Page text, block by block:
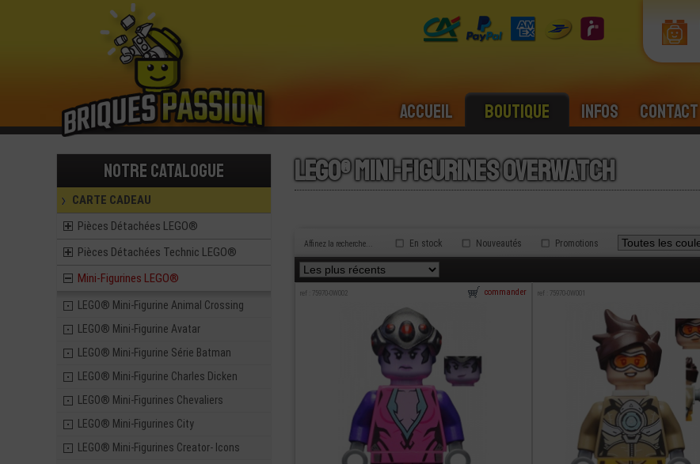
Accueil Boutique Infos Contact
Notre catalogue
CARTE CADEAU
Pièces Détachées LEGO®
Pièces Détachées Technic LEGO®
Mini-Figurines LEGO®
LEGO® Mini-Figurine Animal Crossing
LEGO® Mini-Figurine Avatar
LEGO® Mini-Figurine Série Batman
LEGO® Mini-Figurine Charles Dicken
LEGO® Mini-Figurines Chevaliers
LEGO® Mini-Figurines City
LEGO® Mini-Figurines Creator- Icons
Lego® mini-figurines overwatch
Affinez la recherche... En stock Nouveautés Promotions
ref : 75970-OW002 commander ref : 75970-OW001